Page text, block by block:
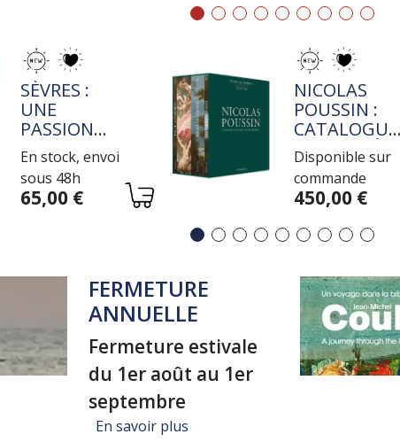
TITRE
SÈVRES :
UNE
PASSION
ROTHSCHILD
En stock, envoi
sous 48h
Variations
65,00 €
TITRE
NICOLAS
POUSSIN :
CATALOGUE
RAISONNÉ
DE L'OEUVRE
PEINT
Disponible sur
commande
Variations
450,00 €
FERMETURE
ANNUELLE
Fermeture estivale
du 1er août au 1er
septembre
En savoir plussur FERMETURE ANNUELLE